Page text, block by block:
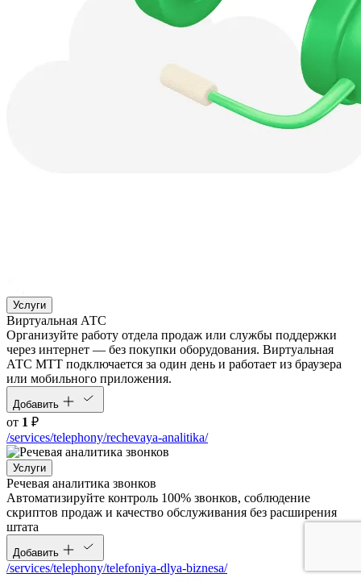
Услуги
Виртуальная АТС
Организуйте работу отдела продаж или службы поддержки
через интернет — без покупки оборудования. Виртуальная
АТС МТТ подключается за один день и работает из браузера
или мобильного приложения.
Добавить
от 1 ₽
/services/telephony/rechevaya-analitika/
Услуги
Речевая аналитика звонков
Автоматизируйте контроль 100% звонков, соблюдение
скриптов продаж и качество обслуживания без расширения
штата
Добавить
/services/telephony/telefoniya-dlya-biznesa/